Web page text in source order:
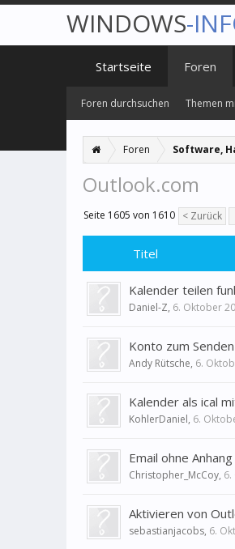
Foren Software,
Outlook.com
Seite 1605 von 1610 < Zurück
Titel
Kalender teilen
Daniel-Z, 6. Oktober
Konto zum
Andy Rütsche, 6.
Kalender als ical
KohlerDaniel, 6.
Email ohne
Christopher_McCoy,
Aktivieren von
sebastianjacobs, 6.
WINDOWS-
Startseite Foren
Foren durchsuchen Themen